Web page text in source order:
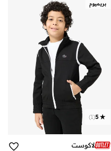
بريميوم
5
(
1
)
لاكوست